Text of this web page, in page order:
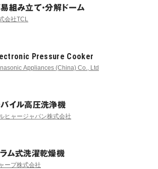
組み立て・分解ドーム
会社TCL
Pressure Cooker
Appliances (China) Co., Ltd
イル高圧洗浄機
ヒャージャパン株式会社
ラム式洗濯乾燥機
ープ株式会社